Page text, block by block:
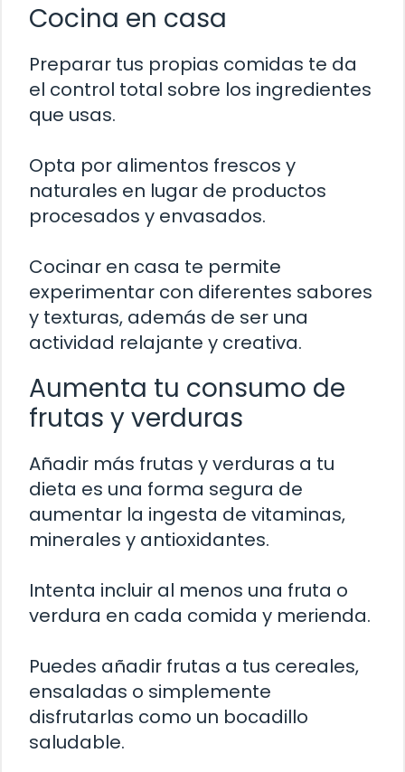
Cocina en casa
Preparar tus propias comidas te da
el control total sobre los ingredientes
que usas.
Opta por alimentos frescos y
naturales en lugar de productos
procesados y envasados.
Cocinar en casa te permite
experimentar con diferentes sabores
y texturas, además de ser una
actividad relajante y creativa.
Aumenta tu consumo de
frutas y verduras
Añadir más frutas y verduras a tu
dieta es una forma segura de
aumentar la ingesta de vitaminas,
minerales y antioxidantes.
Intenta incluir al menos una fruta o
verdura en cada comida y merienda.
Puedes añadir frutas a tus cereales,
ensaladas o simplemente
disfrutarlas como un bocadillo
saludable.